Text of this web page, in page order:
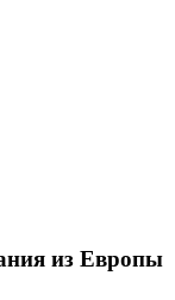
из Европы